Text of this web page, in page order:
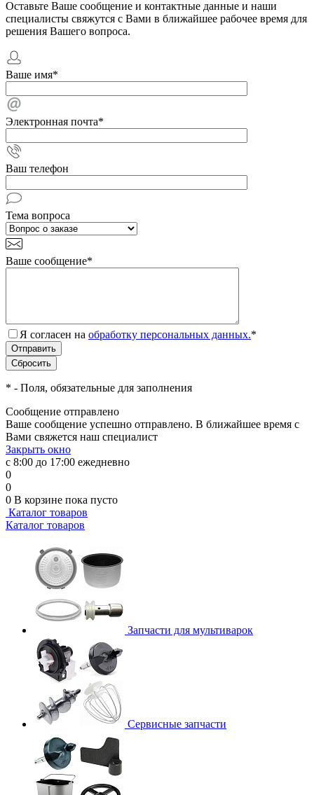
Оставьте Ваше сообщение и контактные данные и наши
специалисты свяжутся с Вами в ближайшее рабочее время для
решения Вашего вопроса.
Ваше имя*
Электронная почта*
Ваш телефон
Тема вопроса
Ваше сообщение*
Я согласен на обработку персональных данных.*
* - Поля, обязательные для заполнения
Сообщение отправлено
Ваше сообщение успешно отправлено. В ближайшее время с
Вами свяжется наш специалист
Закрыть окно
с 8:00 до 17:00 ежедневно
0
0
0 В корзине пока пусто
Каталог товаров
Каталог товаров
Запчасти для мультиварок
Сервисные запчасти